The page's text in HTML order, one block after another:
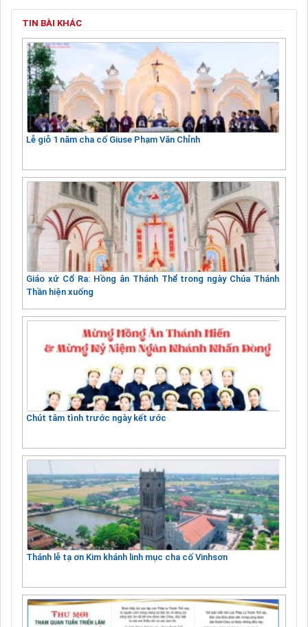
TIN BÀI KHÁC
Lễ giỗ 1 năm cha cố Giuse Phạm Văn Chỉnh
Giáo xứ Cổ Ra: Hồng ân Thánh Thể trong ngày Chúa Thánh
Thần hiện xuống
Chút tâm tình trước ngày kết ước
Thánh lễ tạ ơn Kim khánh linh mục cha cố Vinhsơn